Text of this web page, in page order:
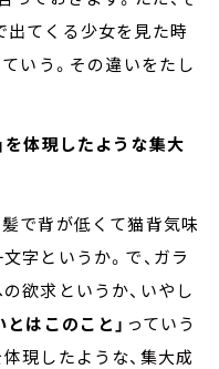
てくる少女を見た時
ていう。その違いをたし
を体現したような集大
で背が低くて猫背気味
字というか。で、ガラ
欲求というか、いやし
とはこのこと」 っていう
現したような、集大成